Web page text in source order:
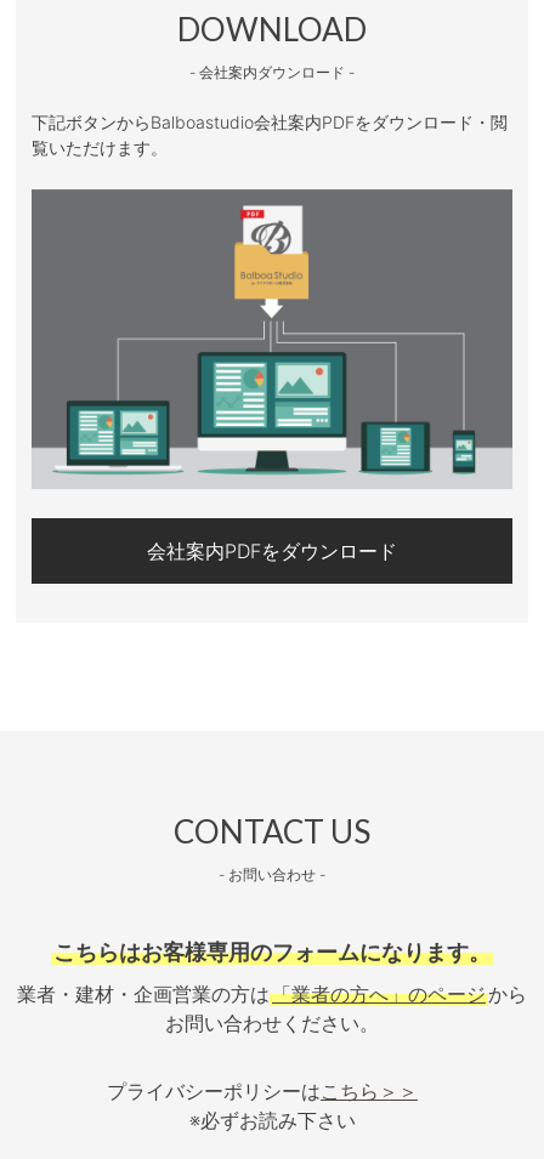
DOWNLOAD
- 会社案内ダウンロード -
下記ボタンからBalboastudio会社案内PDFをダウンロード・閲
覧いただけます。
会社案内PDFをダウンロード
CONTACT US
- お問い合わせ -
こちらはお客様専用のフォームになります。
業者・建材・企画営業の方は「業者の方へ」のページから
お問い合わせください。
プライバシーポリシーはこちら＞＞
※必ずお読み下さい